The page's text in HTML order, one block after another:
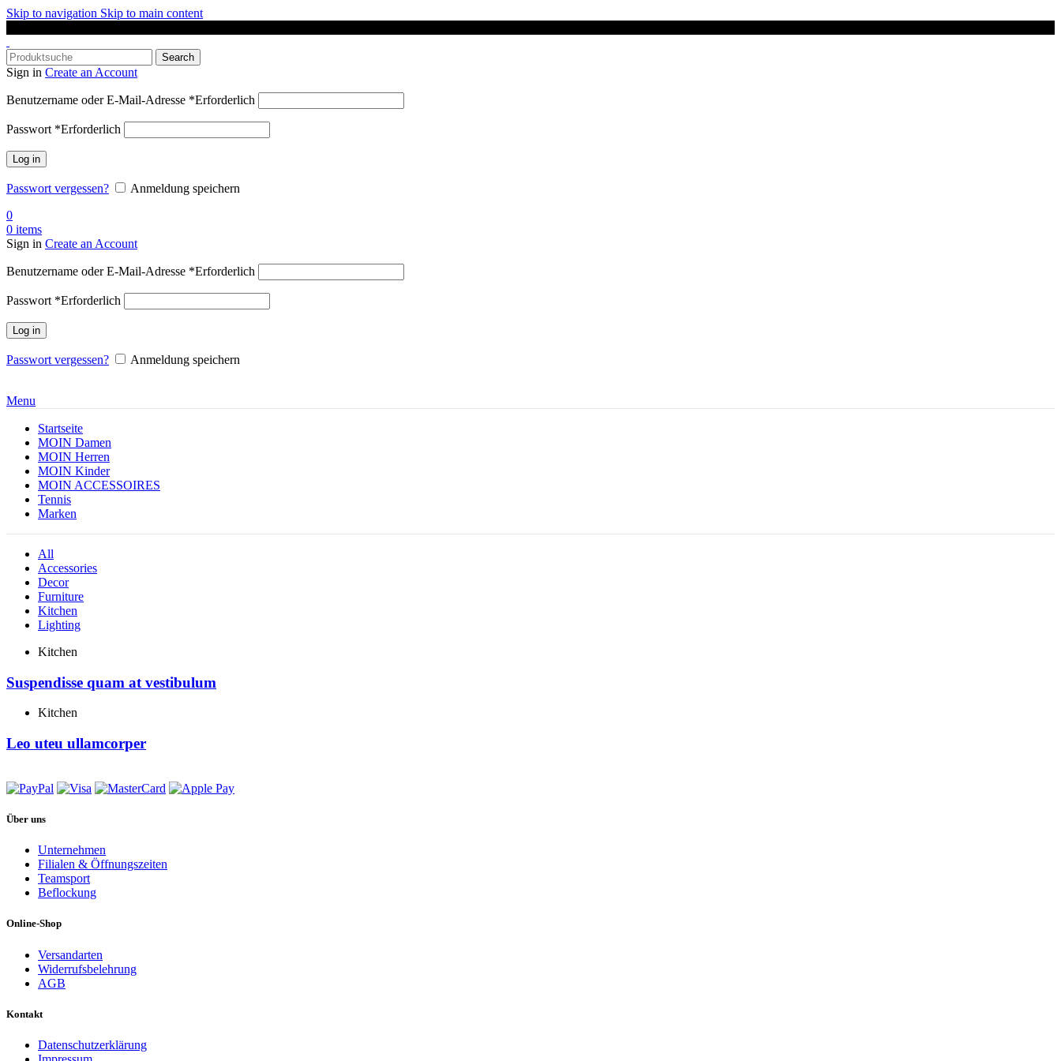
Skip to navigation Skip to main content
Search
Sign in Create an Account
Benutzername oder E-Mail-Adresse *Erforderlich
Passwort *Erforderlich
Log in
Passwort vergessen?
Anmeldung speichern
0
0 items
Sign in Create an Account
Benutzername oder E-Mail-Adresse *Erforderlich
Passwort *Erforderlich
Log in
Passwort vergessen? Anmeldung speichern
Menu
Startseite
MOIN Damen
MOIN Herren
MOIN Kinder
MOIN ACCESSOIRES
Tennis
Marken
All
Accessories
Decor
Furniture
Kitchen
Lighting
Kitchen
Suspendisse quam at vestibulum
Kitchen
Leo uteu ullamcorper
Über uns
Unternehmen
Filialen & Öffnungszeiten
Teamsport
Beflockung
Online-Shop
Versandarten
Widerrufsbelehrung
AGB
Kontakt
Datenschutzerklärung